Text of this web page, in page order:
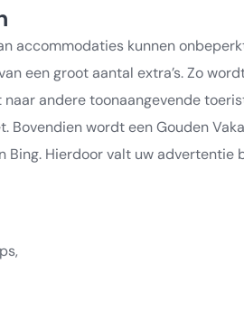
accommodaties kunnen
een groot aantal extra’s. Zo
andere toonaangevende
Bovendien wordt een Gouden
Bing. Hierdoor valt uw advertentie